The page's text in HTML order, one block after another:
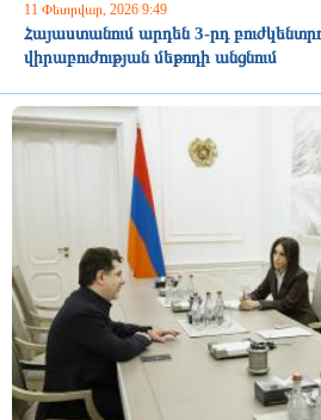
11 Փետրվար, 2026 9:49
Հայաստանում արդեն 3-րդ
վիրաբուժության մեթոդի անցնում